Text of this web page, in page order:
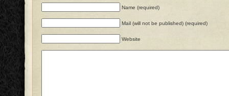
Name (required)
Mail (will not be published) (required)
Website